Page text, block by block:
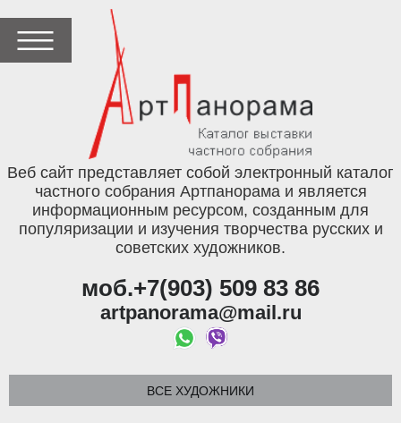
Веб сайт представляет собой электронный каталог
частного собрания Артпанорама и является
информационным ресурсом, созданным для
популяризации и изучения творчества русских и
советских художников.
моб.+7(903) 509 83 86
artpanorama@mail.ru
ВСЕ ХУДОЖНИКИ